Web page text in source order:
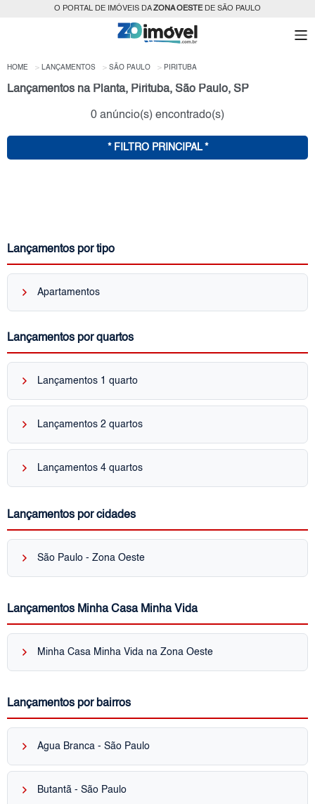
O PORTAL DE IMÓVEIS DAZONA OESTEDE SÃO PAULO
HOME LANÇAMENTOS SÃO PAULO PIRITUBA
Lançamentos na Planta, Pirituba, São Paulo, SP
0 anúncio(s) encontrado(s)
* FILTRO PRINCIPAL *
Lançamentos por tipo
keyboard_arrow_right Apartamentos
Lançamentos por quartos
keyboard_arrow_right Lançamentos 1 quarto
keyboard_arrow_right Lançamentos 2 quartos
keyboard_arrow_right Lançamentos 4 quartos
Lançamentos por cidades
keyboard_arrow_right São Paulo - Zona Oeste
Lançamentos Minha Casa Minha Vida
keyboard_arrow_right Minha Casa Minha Vida na Zona Oeste
Lançamentos por bairros
keyboard_arrow_right Água Branca - São Paulo
keyboard_arrow_right Butantã - São Paulo